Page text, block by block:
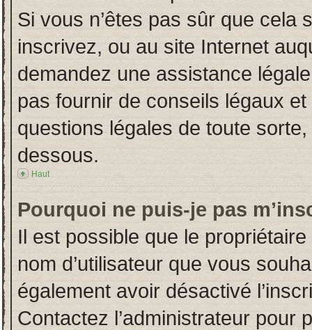
Si vous n’êtes pas sûr que cela
inscrivez, ou au site Internet
demandez une assistance
pas fournir de conseils légaux
questions légales de toute
dessous.
Haut
Pourquoi ne puis-je pas
Il est possible que le
nom d’utilisateur que vous
également avoir désactivé
Contactez l’administrateur pour